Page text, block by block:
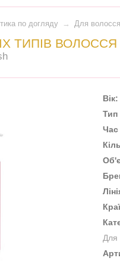
по догляду → Для волосся
ТИПІВ ВОЛОССЯ
Вік:
Тип
Час
Для